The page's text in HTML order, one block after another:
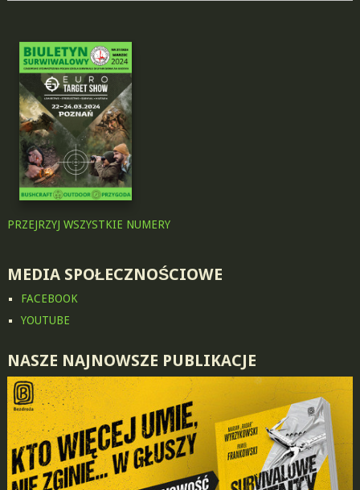
PRZEJRZYJ WSZYSTKIE NUMERY
MEDIA SPOŁECZNOŚCIOWE
FACEBOOK
YOUTUBE
NASZE NAJNOWSZE PUBLIKACJE